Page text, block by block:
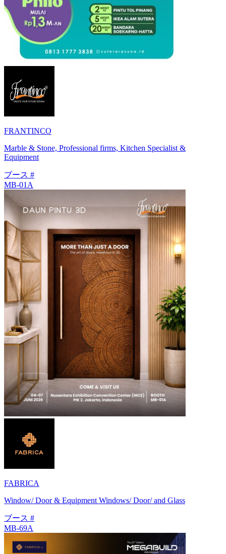
FRANTINCO
Marble & Stone, Professional firms, Kitchen Specialist &
Equipment
ブース #
MB-01A
FABRICA
Window/ Door & Equipment Windows/ Door/ and Glass
ブース #
MB-69A